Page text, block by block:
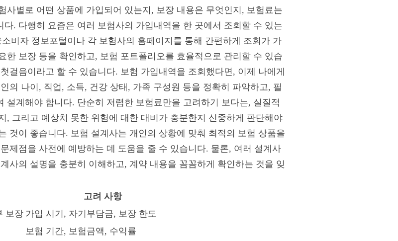
사별로 어떤 상품에 가입되어 있는지, 보장 내용은 무엇인지, 보험료는
. 다행히 요즘은 여러 보험사의 가입내역을 한 곳에서 조회할 수 있는
비자 정보포털이나 각 보험사의 홈페이지를 통해 간편하게 조회가 가
한 보장 등을 확인하고, 보험 포트폴리오를 효율적으로 관리할 수 있습
걸음이라고 할 수 있습니다. 보험 가입내역을 조회했다면, 이제 나에게
의 나이, 직업, 소득, 건강 상태, 가족 구성원 등을 정확히 파악하고, 필
설계해야 합니다. 단순히 저렴한 보험료만을 고려하기 보다는, 실질적
, 그리고 예상치 못한 위험에 대한 대비가 충분한지 신중하게 판단해야
것이 좋습니다. 보험 설계사는 개인의 상황에 맞춰 최적의 보험 상품을
제점을 사전에 예방하는 데 도움을 줄 수 있습니다. 물론, 여러 설계사
사의 설명을 충분히 이해하고, 계약 내용을 꼼꼼하게 확인하는 것을 잊
고려 사항
보장 가입 시기, 자기부담금, 보장 한도
보험 기간, 보험금액, 수익률